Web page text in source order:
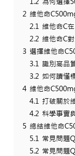
2 維他命
2.1 維他命C
2.2 維他命C
3 選擇維他命
3.1 識別高品
3.2 如何讀懂
4 維他命
4.1 打破關於
4.2 科學事實
5 總結維他命
5.1 常見問題
5.2 常見問題